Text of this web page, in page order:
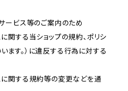
サービス等のご案内のため
に関する当ショップの規約、ポリシ
ます。）に違反する行為に対する
に関する規約等の変更などを通